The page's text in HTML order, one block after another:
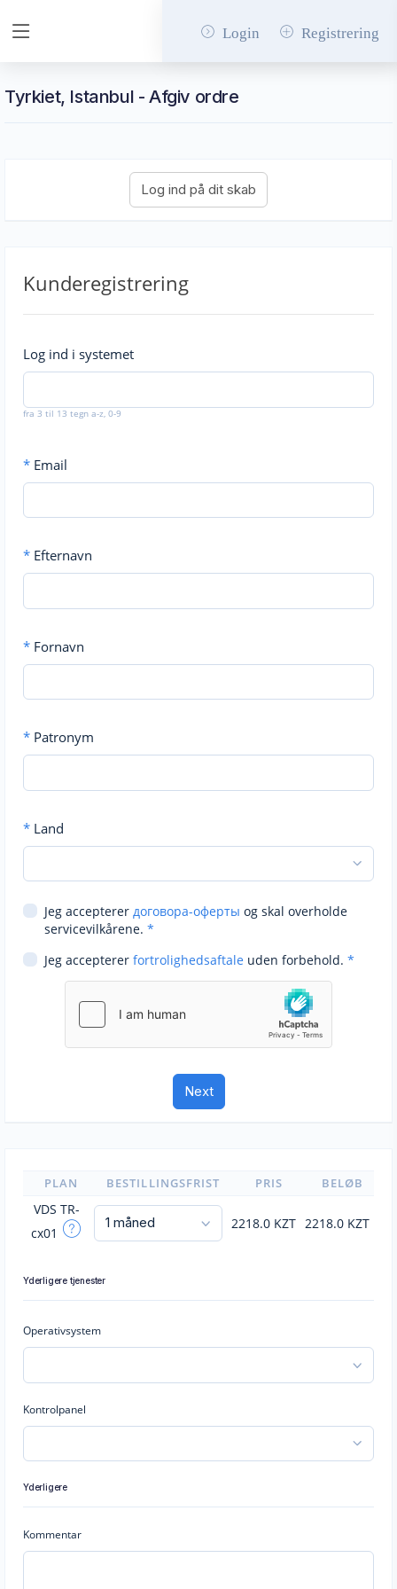
Login Registrering
Tyrkiet, Istanbul - Afgiv ordre
Kunderegistrering
Log ind i systemet
fra 3 til 13 tegn a-z, 0-9
* Email
* Efternavn
* Fornavn
* Patronym
* Land
Jeg accepterer договора-оферты og skal overholde
servicevilkårene. *
Jeg accepterer fortrolighedsaftale uden forbehold. *
PLAN BESTILLINGSFRIST PRIS BELØB
VDS TR-
cx01
2218.0 KZT 2218.0 KZT
Yderligere tjenester
Operativsystem
Kontrolpanel
Yderligere
Kommentar